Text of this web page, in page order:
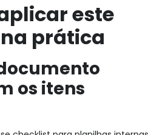
este
prática
os itens